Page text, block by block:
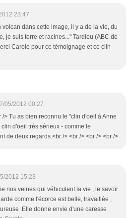
23:47
volcan dans cette image, il y a de la vie, du
je suis terre et racines..." Tardieu (ABC de
Carole pour ce témoignage et ce clin
05/2012 00:27
/> Tu as bien reconnu le "clin d'oeil à Anne
clin d'oeil très sérieux - comme le
de deux regards.<br /> <br /> <br /> <br />
2012 15:23
nos veines qui véhiculent la vie , le savoir
comme l'écorce est belle, travaillée ,
.Elle donne envie d'une caresse .